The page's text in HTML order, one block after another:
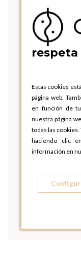
Estas cookies
página web.
en función de
nuestra página
todas las
haciendo clic
información en